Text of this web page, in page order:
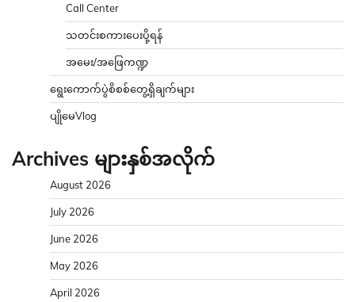
Call Center
သတင်းစကားပေးပို့ရန်
အမေး/အဖြေကဏ္ဍ
ရွေးကောက်ပွဲစိစစ်တွေ့ရှိချက်များ
ပျိုမေVlog
Archives များနှစ်အလိုက်
August 2026
July 2026
June 2026
May 2026
April 2026